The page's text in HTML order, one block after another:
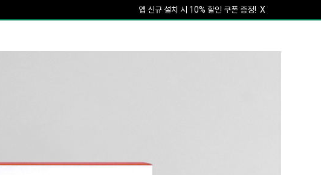
앱 신규 설치 시 10% 할인 쿠폰 증정! X
앱 신규 설치 시 10% 할인 쿠폰 증정! X